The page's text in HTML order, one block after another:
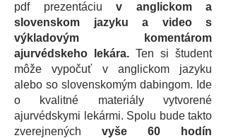
pdf prezentáciu v anglickom a
slovenskom jazyku a video s
výkladovým komentárom
ajurvédskeho lekára. Ten si študent
môže vypočuť v anglickom jazyku
alebo so slovenskomým dabingom. Ide
o kvalitné materiály vytvorené
ajurvédskymi lekármi. Spolu bude takto
zverejnených vyše 60 hodín